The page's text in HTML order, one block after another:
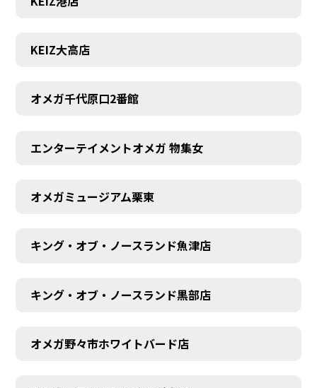
KEIZ大高店
オメガ千代原口2番館
エンターテイメントオメガ 物集女
オメガミュージアム栗東
キング・オブ・ノースランド魚津店
キング・オブ・ノースランド黒部店
オメガ野々市ホワイトバード店